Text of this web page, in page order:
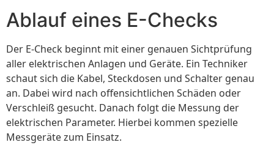
Ablauf eines E-Checks
Der E-Check beginnt mit einer genauen Sichtprüfung
aller elektrischen Anlagen und Geräte. Ein Techniker
schaut sich die Kabel, Steckdosen und Schalter genau
an. Dabei wird nach offensichtlichen Schäden oder
Verschleiß gesucht. Danach folgt die Messung der
elektrischen Parameter. Hierbei kommen spezielle
Messgeräte zum Einsatz.